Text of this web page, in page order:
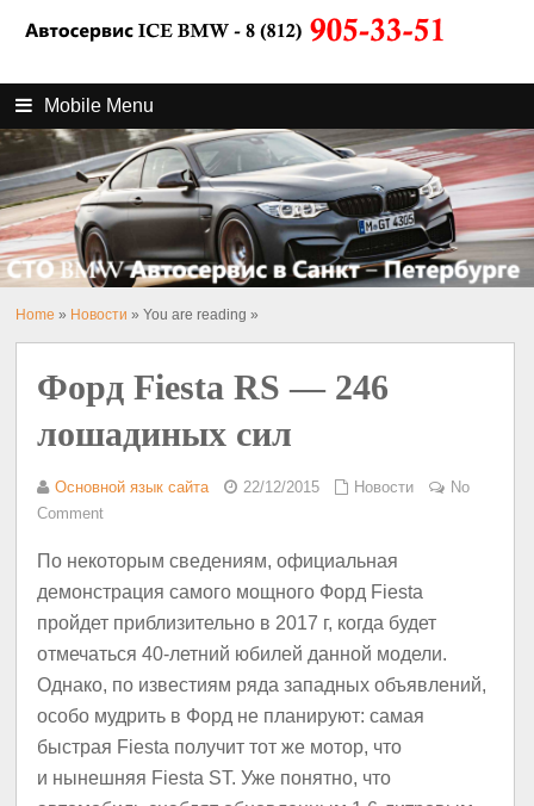
Mobile Menu
Home » Новости » You are reading »
Форд Fiesta RS — 246
лошадиных сил
Основной язык сайта 22/12/2015 Новости
No
Comment
По некоторым сведениям, официальная
демонстрация самого мощного Форд Fiesta
пройдет приблизительно в 2017 г, когда будет
отмечаться 40-летний юбилей данной модели.
Однако, по известиям ряда западных объявлений,
особо мудрить в Форд не планируют: самая
быстрая Fiesta получит тот же мотор, что
и нынешняя Fiesta ST. Уже понятно, что